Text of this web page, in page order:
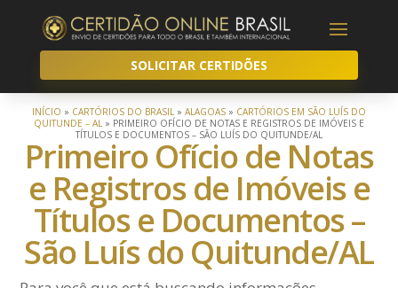
SOLICITAR CERTIDÕES
INÍCIO » CARTÓRIOS DO BRASIL » ALAGOAS » CARTÓRIOS EM SÃO LUÍS DO
QUITUNDE – AL » PRIMEIRO OFÍCIO DE NOTAS E REGISTROS DE IMÓVEIS E
TÍTULOS E DOCUMENTOS – SÃO LUÍS DO QUITUNDE/AL
Primeiro Ofício de Notas
e Registros de Imóveis e
Títulos e Documentos –
São Luís do Quitunde/AL